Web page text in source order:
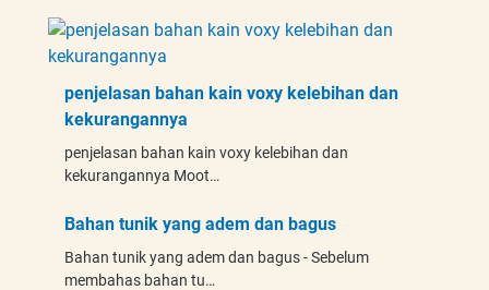
penjelasan bahan kain voxy kelebihan dan
kekurangannya
penjelasan bahan kain voxy kelebihan dan
kekurangannya Moot…
Bahan tunik yang adem dan bagus
Bahan tunik yang adem dan bagus - Sebelum
membahas bahan tu…